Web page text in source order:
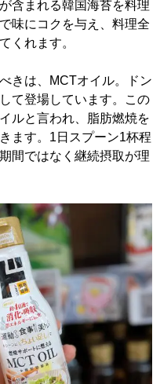
含まれる韓国海苔を料理
味にコクを与え、料理全
くれます。
きは、MCTオイル。ドン
て登場しています。この
ルと言われ、脂肪燃焼を
ます。1日スプーン1杯程
間ではなく継続摂取が理